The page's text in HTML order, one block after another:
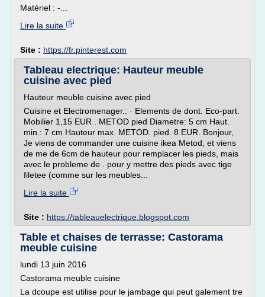
Matériel : -...
Lire la suite
Site : https://fr.pinterest.com
Tableau electrique: Hauteur meuble
cuisine avec pied
Hauteur meuble cuisine avec pied
Cuisine et Electromenager.: · Elements de dont. Eco-part.
Mobilier 1,15 EUR . METOD pied Diametre: 5 cm Haut.
min.: 7 cm Hauteur max. METOD. pied. 8 EUR. Bonjour,
Je viens de commander une cuisine ikea Metod, et viens
de me de 6cm de hauteur pour remplacer les pieds, mais
avec le probleme de . pour y mettre des pieds avec tige
filetee (comme sur les meubles...
Lire la suite
Site : https://tableauelectrique.blogspot.com
Table et chaises de terrasse: Castorama
meuble cuisine
lundi 13 juin 2016
Castorama meuble cuisine
La dcoupe est utilise pour le jambage qui peut galement tre